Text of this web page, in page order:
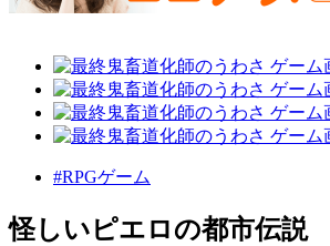
#RPGゲーム
怪しいピエロの都市伝説